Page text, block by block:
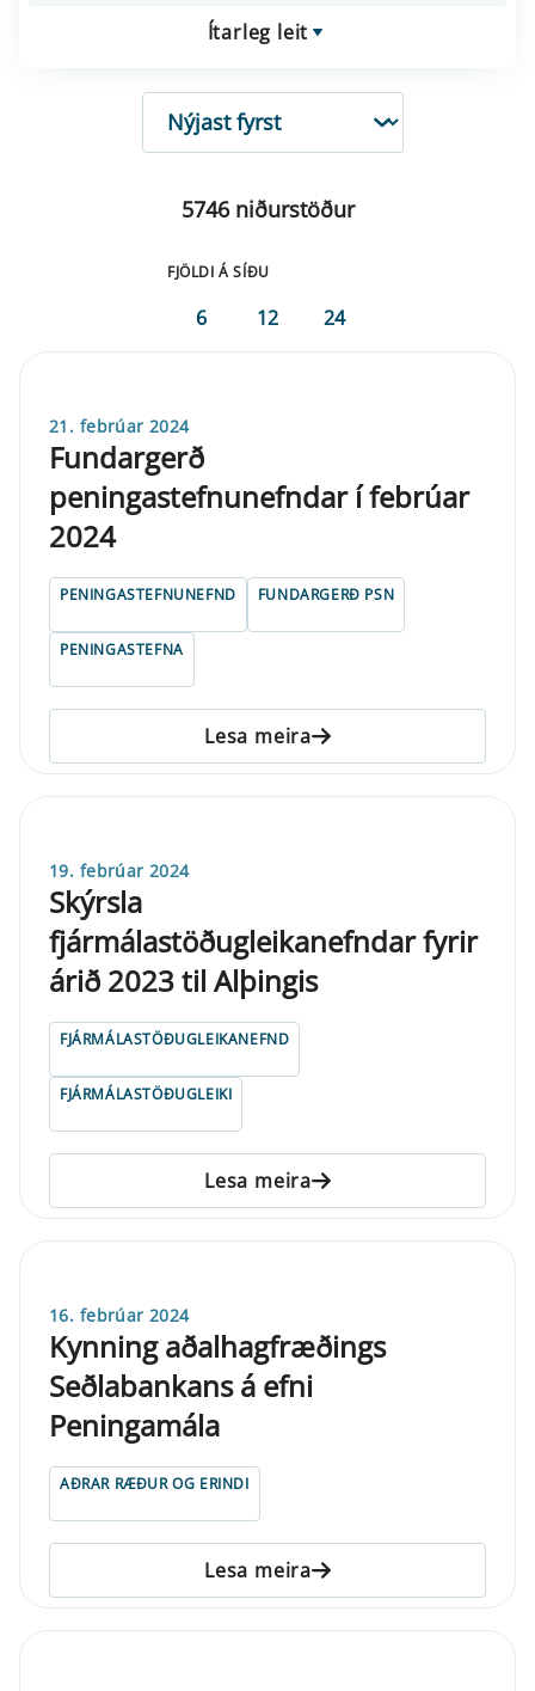
Ítarleg leit
RÖÐUN
5746 niðurstöður
FJÖLDI Á SÍÐU
6 12 24
21. febrúar 2024
Fundargerð
peningastefnunefndar í febrúar
2024
PENINGASTEFNUNEFND FUNDARGERÐ PSN
PENINGASTEFNA
Lesa meira
19. febrúar 2024
Skýrsla
fjármálastöðugleikanefndar fyrir
árið 2023 til Alþingis
FJÁRMÁLASTÖÐUGLEIKANEFND
FJÁRMÁLASTÖÐUGLEIKI
Lesa meira
16. febrúar 2024
Kynning aðalhagfræðings
Seðlabankans á efni
Peningamála
AÐRAR RÆÐUR OG ERINDI
Lesa meira